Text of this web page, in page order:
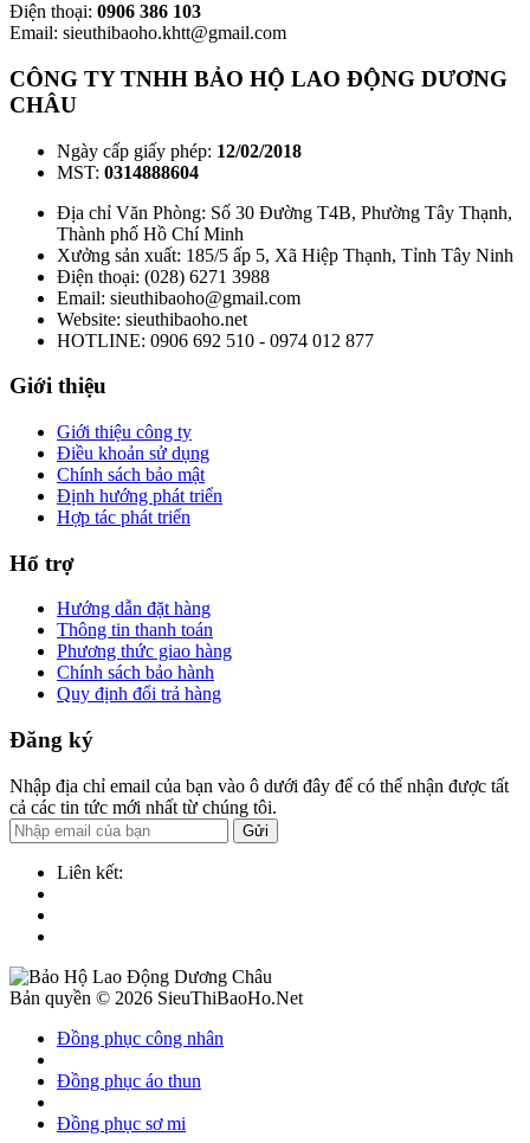
Điện thoại: 0906 386 103
Email: sieuthibaoho.khtt@gmail.com
CÔNG TY TNHH BẢO HỘ LAO ĐỘNG DƯƠNG
CHÂU
Ngày cấp giấy phép: 12/02/2018
MST: 0314888604
Địa chỉ Văn Phòng: Số 30 Đường T4B, Phường Tây Thạnh,
Thành phố Hồ Chí Minh
Xưởng sản xuất: 185/5 ấp 5, Xã Hiệp Thạnh, Tỉnh Tây Ninh
Điện thoại: (028) 6271 3988
Email: sieuthibaoho@gmail.com
Website: sieuthibaoho.net
HOTLINE: 0906 692 510 - 0974 012 877
Giới thiệu
Giới thiệu công ty
Điều khoản sử dụng
Chính sách bảo mật
Định hướng phát triển
Hợp tác phát triển
Hổ trợ
Hướng dẫn đặt hàng
Thông tin thanh toán
Phương thức giao hàng
Chính sách bảo hành
Quy định đổi trả hàng
Đăng ký
Nhập địa chỉ email của bạn vào ô dưới đây để có thể nhận được tất
cả các tin tức mới nhất từ chúng tôi.
Gửi
Liên kết:
Bản quyền © 2026 SieuThiBaoHo.Net
Đồng phục công nhân
Đồng phục áo thun
Đồng phục sơ mi